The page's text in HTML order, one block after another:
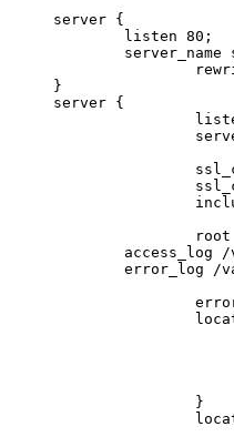
server {
        listen 80;
server_name
}
server {
access_log
error_log /
                }